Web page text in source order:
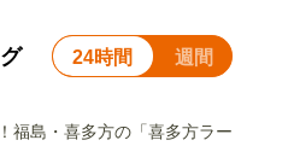
24時間 週間
福島・喜多方の「喜多方ラー